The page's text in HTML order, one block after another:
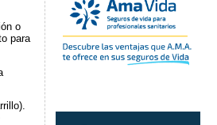
o
para